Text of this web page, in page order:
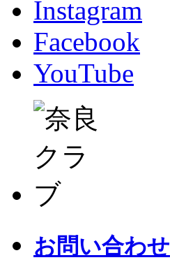
Instagram
Facebook
YouTube
お問い合わせ